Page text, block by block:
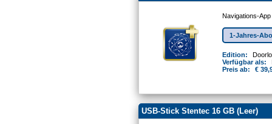
Navigations-
1-Jahres-
Edition:
Verfügbar als:
Preis ab:
€
USB-Stick Stentec 16 GB (Leer)